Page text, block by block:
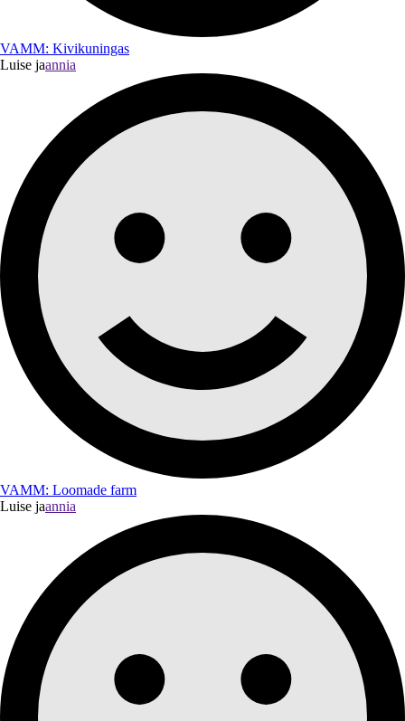
VAMM: Kivikuningas
Luise jaannia
VAMM: Loomade farm
Luise jaannia